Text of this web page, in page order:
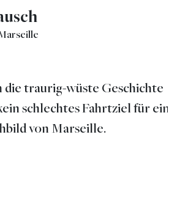
die traurig-wüste Geschichte
schlechtes Fahrtziel für eine
von Marseille.